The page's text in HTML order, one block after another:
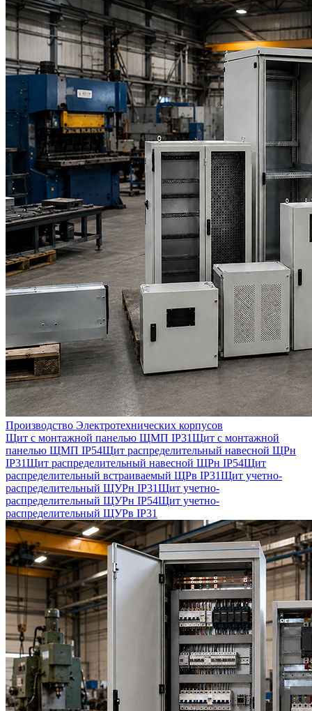
Производство Электротехнических корпусов
Щит с монтажной панелью ЩМП IP31Щит с монтажной
панелью ЩМП IP54Щит распределительный навесной ЩРн
IP31Щит распределительный навесной ЩРн IP54Щит
распределительный встраиваемый ЩРв IP31Щит учетно-
распределительный ЩУРн IP31Щит учетно-
распределительный ЩУРн IP54Щит учетно-
распределительный ЩУРв IP31